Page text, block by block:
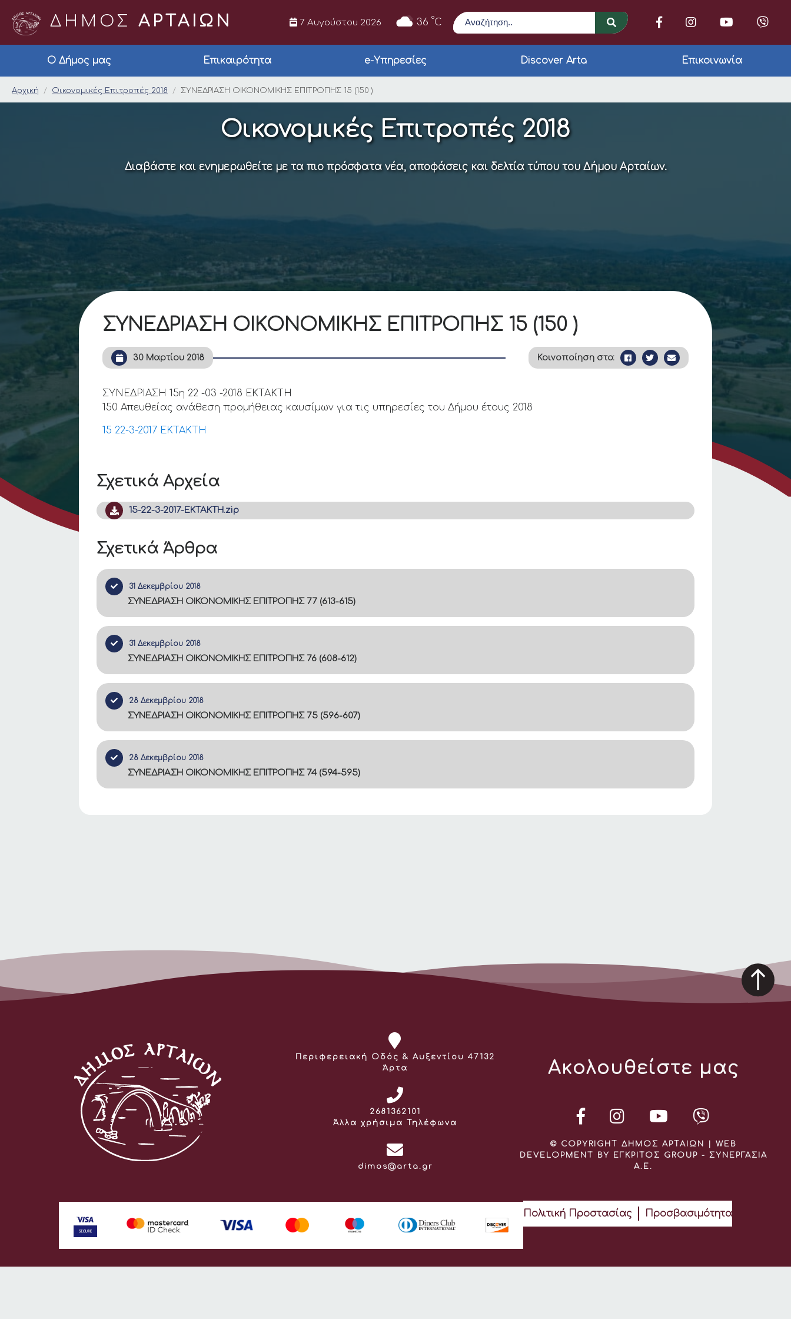
ΔΗΜΟΣ ΑΡΤΑΙΩΝ 7 Αυγούστου 2026 36 °C
Αναζήτηση
Ο Δήμος μας Επικαιρότητα e-Υπηρεσίες Discover Arta Επικοινωνία
ΣΥΝΕΔΡΙΑΣΗ ΟΙΚΟΝΟΜΙΚΗΣ ΕΠΙΤΡΟΠΗΣ 15 (150 )
Αρχική Οικονομικές Επιτροπές 2018 ΣΥΝΕΔΡΙΑΣΗ ΟΙΚΟΝΟΜΙΚΗΣ ΕΠΙΤΡΟΠΗΣ 15 (150 )
Οικονομικές Επιτροπές 2018
Διαβάστε και ενημερωθείτε με τα πιο πρόσφατα νέα, αποφάσεις και δελτία τύπου του Δήμου Αρταίων.
Σχετικά Αρχεία
15-22-3-2017-ΕΚΤΑΚΤΗ.zip
Σχετικά Άρθρα
31 Δεκεμβρίου 2018
ΣΥΝΕΔΡΙΑΣΗ ΟΙΚΟΝΟΜΙΚΗΣ ΕΠΙΤΡΟΠΗΣ 77 (613-615)
31 Δεκεμβρίου 2018
ΣΥΝΕΔΡΙΑΣΗ ΟΙΚΟΝΟΜΙΚΗΣ ΕΠΙΤΡΟΠΗΣ 76 (608-612)
28 Δεκεμβρίου 2018
ΣΥΝΕΔΡΙΑΣΗ ΟΙΚΟΝΟΜΙΚΗΣ ΕΠΙΤΡΟΠΗΣ 75 (596-607)
28 Δεκεμβρίου 2018
ΣΥΝΕΔΡΙΑΣΗ ΟΙΚΟΝΟΜΙΚΗΣ ΕΠΙΤΡΟΠΗΣ 74 (594-595)
ΣΥΝΕΔΡΙΑΣΗ ΟΙΚΟΝΟΜΙΚΗΣ ΕΠΙΤΡΟΠΗΣ 15 (150 )
30 Μαρτίου 2018 Κοινοποίηση στο:
ΣΥΝΕΔΡΙΑΣΗ 15η 22 -03 -2018 ΕΚΤΑΚΤΗ
150 Απευθείας ανάθεση προμήθειας καυσίμων για τις υπηρεσίες του Δήμου έτους 2018
15 22-3-2017 ΕΚΤΑΚΤΗ
Διεύθυνση:
Περιφερειακή Οδός & Αυξεντίου 47132
Άρτα
Τηλέφωνο:
2681362101
Άλλα χρήσιμα Τηλέφωνα
Email:
dimos@arta.gr
Ακολουθείστε μας
© COPYRIGHT ΔΗΜΟΣ ΑΡΤΑΙΩΝ | WEB
DEVELOPMENT BY ΕΓΚΡΙΤΟΣ GROUP - ΣΥΝΕΡΓΑΣΙΑ
Α.Ε.
Πολιτική Προστασίας Προσβασιμότητα